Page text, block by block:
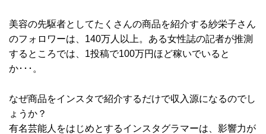
美容の先駆者としてたくさんの商品を紹介する紗栄子さん
のフォロワーは、140万人以上。ある女性誌の記者が推測
するところでは、1投稿で100万円ほど稼いでいると
か･･･。
なぜ商品をインスタで紹介するだけで収入源になるのでし
ょうか？
有名芸能人をはじめとするインスタグラマーは、影響力が